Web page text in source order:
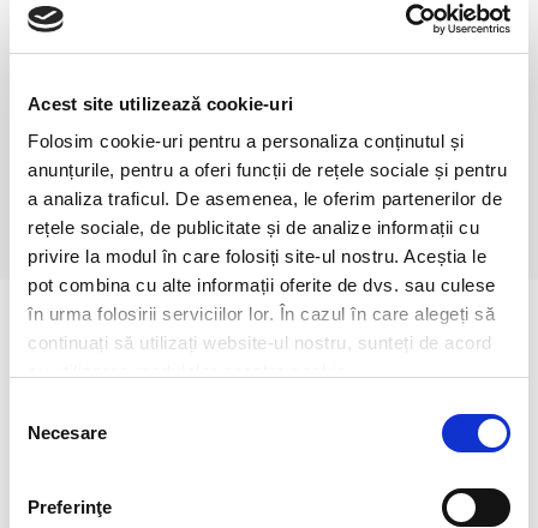
Acest site utilizează cookie-uri
Folosim cookie-uri pentru a personaliza conținutul și
anunțurile, pentru a oferi funcții de rețele sociale și pentru
a analiza traficul. De asemenea, le oferim partenerilor de
rețele sociale, de publicitate și de analize informații cu
privire la modul în care folosiți site-ul nostru. Aceștia le
pot combina cu alte informații oferite de dvs. sau culese
în urma folosirii serviciilor lor. În cazul în care alegeți să
continuați să utilizați website-ul nostru, sunteți de acord
consimțământului
Necesare
Preferinţe
Valoare Energetica (kJ/kcal)
742/1021 kj 177/244 kcal
Grasimi (g)
din care Acizi grasi saturati (g)1.2/1.8
din care Zaharuri (g)12/16
Fibre (g)3.0/4.0
Proteine (g)
6.0/8.5
Sare (g) 0.14/0.18